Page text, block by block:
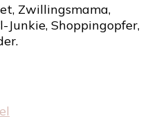
Zwillingsmama,
Junkie, Shoppingopfer,